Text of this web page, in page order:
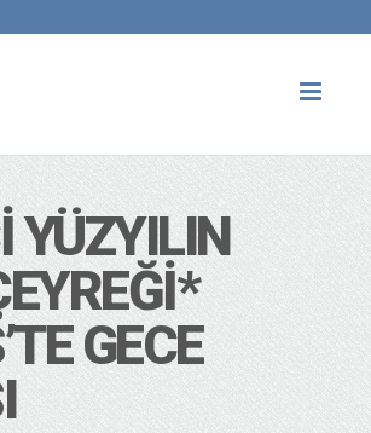
YÜZYILIN
GECE